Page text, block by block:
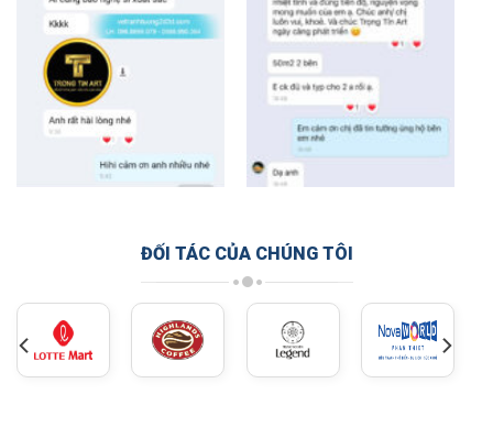
ĐỐI TÁC CỦA CHÚNG TÔI